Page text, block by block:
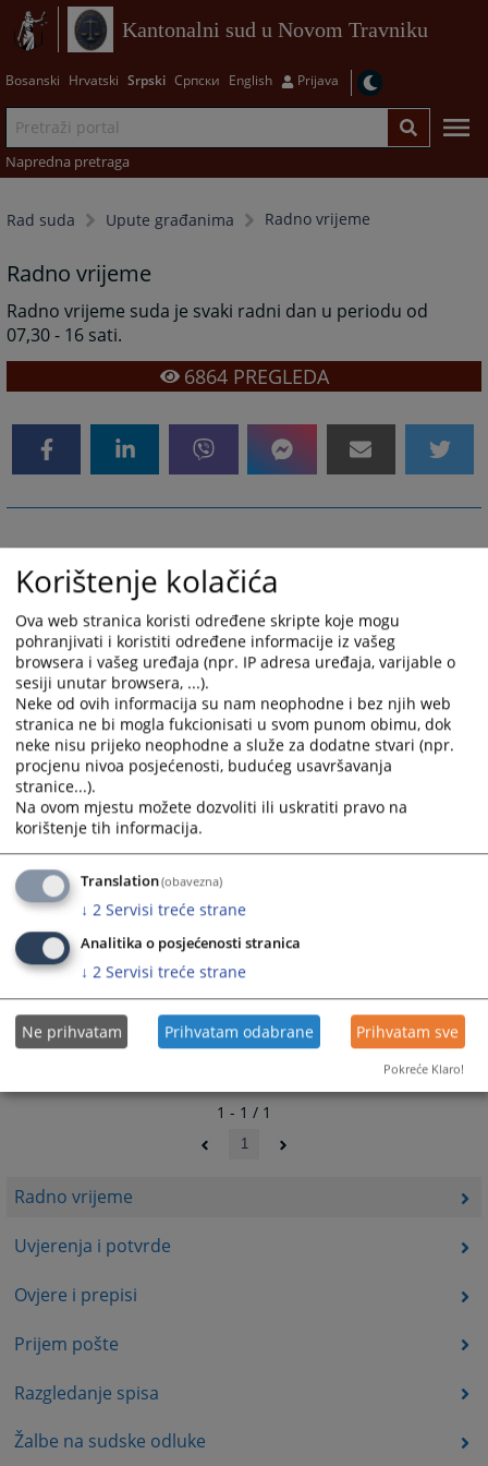
Kantonalni sud u Novom Travniku
Bosanski Hrvatski Srpski Српски English Prijava
Napredna pretraga
Rad suda Upute građanima Radno vrijeme
Radno vrijeme
Uvjerenja i potvrde
Ovjere i prepisi
Prijem pošte
Razgledanje spisa
Žalbe na sudske odluke
Radno vrijeme
Radno vrijeme suda je svaki radni dan u periodu od
07,30 - 16 sati.
6864PREGLEDA
1 - 1 / 1
1
Korištenje kolačića
Ova web stranica koristi određene skripte koje mogu
pohranjivati i koristiti određene informacije iz vašeg
browsera i vašeg uređaja (npr. IP adresa uređaja, varijable o
sesiji unutar browsera, ...).
Neke od ovih informacija su nam neophodne i bez njih web
stranica ne bi mogla fukcionisati u svom punom obimu, dok
neke nisu prijeko neophodne a služe za dodatne stvari (npr.
procjenu nivoa posjećenosti, budućeg usavršavanja
stranice...).
Na ovom mjestu možete dozvoliti ili uskratiti pravo na
korištenje tih informacija.
Translation(obavezna)
↓ 2 Servisi treće strane
Analitika o posjećenosti stranica
↓ 2 Servisi treće strane
Ne prihvatam Prihvatam odabrane Prihvatam sve
Pokreće Klaro!